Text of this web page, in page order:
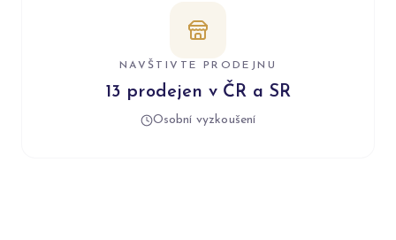
NAVŠTIVTE PRODEJNU
13 prodejen v ČR a SR
Osobní vyzkoušení